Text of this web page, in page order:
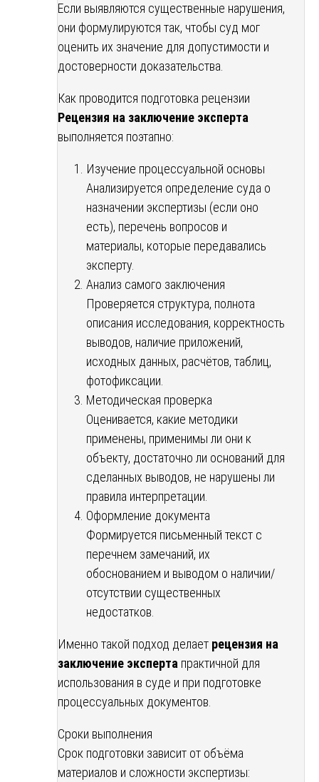
Если выявляются существенные нарушения,
они формулируются так, чтобы суд мог
оценить их значение для допустимости и
достоверности доказательства.
Как проводится подготовка рецензии
Рецензия на заключение эксперта
выполняется поэтапно:
Изучение процессуальной основы
Анализируется определение суда о
назначении экспертизы (если оно
есть), перечень вопросов и
материалы, которые передавались
эксперту.
Анализ самого заключения
Проверяется структура, полнота
описания исследования, корректность
выводов, наличие приложений,
исходных данных, расчётов, таблиц,
фотофиксации.
Методическая проверка
Оценивается, какие методики
применены, применимы ли они к
объекту, достаточно ли оснований для
сделанных выводов, не нарушены ли
правила интерпретации.
Оформление документа
Формируется письменный текст с
перечнем замечаний, их
обоснованием и выводом о наличии/
отсутствии существенных
недостатков.
Именно такой подход делает рецензия на
заключение эксперта практичной для
использования в суде и при подготовке
процессуальных документов.
Сроки выполнения
Срок подготовки зависит от объёма
материалов и сложности экспертизы: